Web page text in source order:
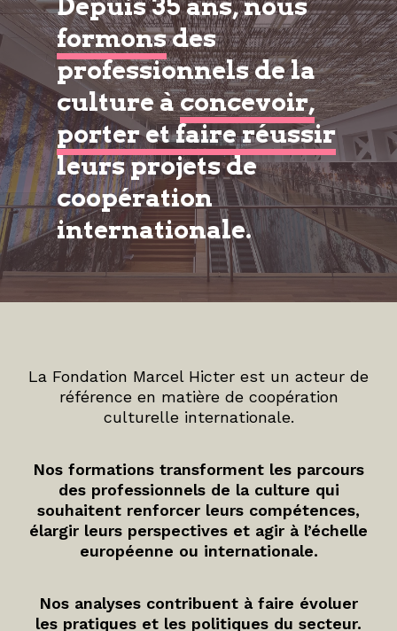
Depuis 35 ans, nous
formonsdes
professionnels de la
culture àconcevoir,
porter et faire réussir
leurs projets de
coopération
internationale.
La Fondation Marcel Hicter est un acteur de
référence en matière de coopération
culturelle internationale.
Nos formations transforment les parcours
des professionnels de la culture qui
souhaitent renforcer leurs compétences,
élargir leurs perspectives et agir à l’échelle
européenne ou internationale.
Nos analyses contribuent à faire évoluer
les pratiques et les politiques du secteur.